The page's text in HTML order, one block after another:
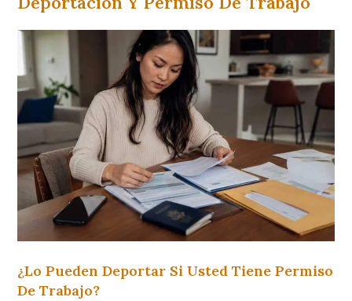
¿Lo Pueden Deportar Si Usted Tiene Permiso
De Trabajo?